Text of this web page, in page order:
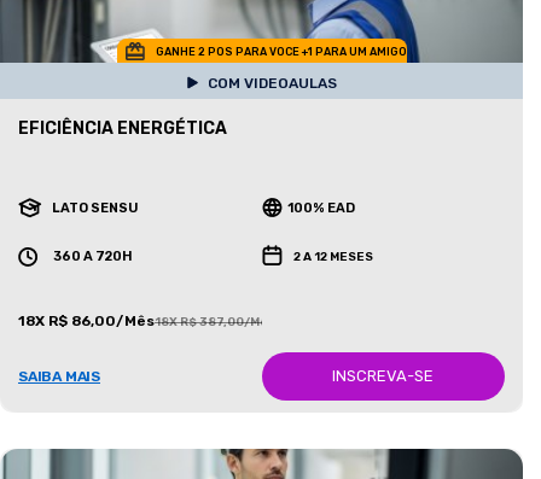
GANHE 2 POS PARA VOCE +1 PARA UM AMIGO
COM VIDEOAULAS
EFICIÊNCIA ENERGÉTICA
LATO SENSU 100% EAD
360 A 720H 2 A 12 MESES
18X R$ 86,00/Mês18X R$ 387,00/Mês
SAIBA MAIS INSCREVA-SE